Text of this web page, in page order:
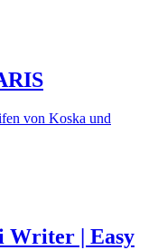
von Koska und
Writer | Easy